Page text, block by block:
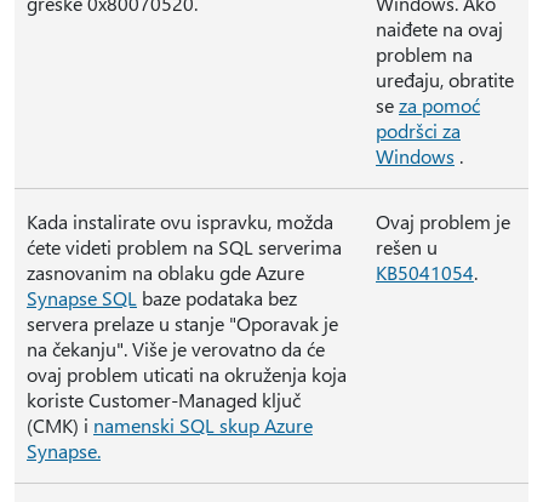
naiđete na ovaj
problem na
uređaju, obratite
seza pomoć
podršci za
Windows .
Kada instalirate ovu ispravku, možda
ćete videti problem na SQL serverima
zasnovanim na oblaku gde Azure
Synapse SQL baze podataka bez
servera prelaze u stanje "Oporavak je
na čekanju". Više je verovatno da će
ovaj problem uticati na okruženja koja
koriste Customer-Managed ključ
(CMK) i namenski SQL skup Azure
Synapse.
Ovaj problem je
rešen u
KB5041054.